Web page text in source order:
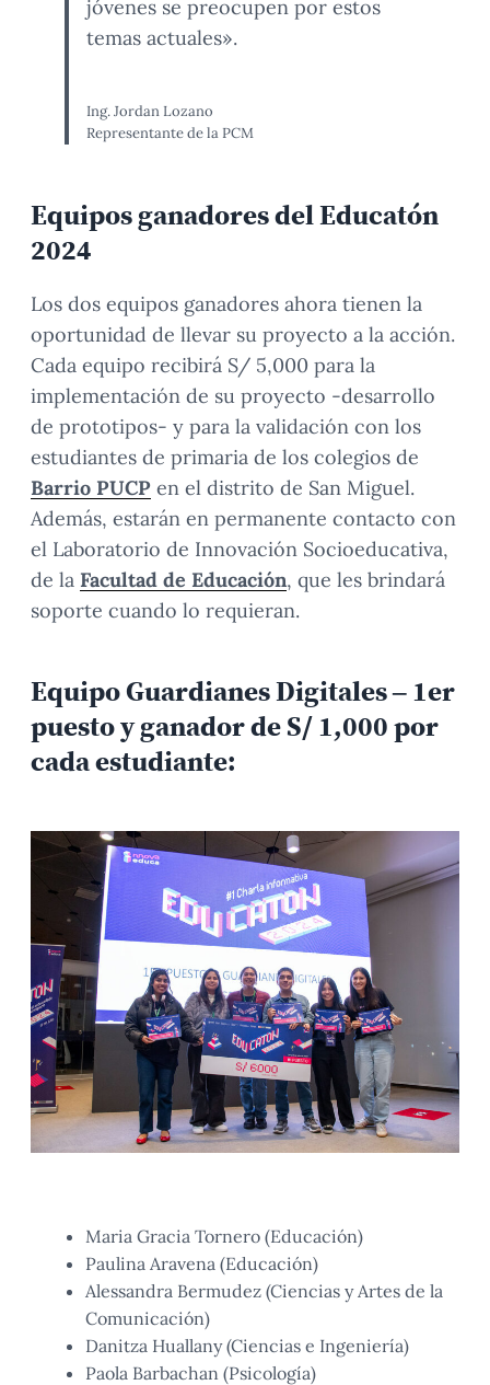
jóvenes se preocupen por estos
temas actuales».
Ing. Jordan Lozano
Representante de la PCM
Equipos ganadores del Educatón
2024
Los dos equipos ganadores ahora tienen la
oportunidad de llevar su proyecto a la acción.
Cada equipo recibirá S/ 5,000 para la
implementación de su proyecto -desarrollo
de prototipos- y para la validación con los
estudiantes de primaria de los colegios de
Barrio PUCP en el distrito de San Miguel.
Además, estarán en permanente contacto con
el Laboratorio de Innovación Socioeducativa,
de la Facultad de Educación, que les brindará
soporte cuando lo requieran.
Equipo Guardianes Digitales – 1er
puesto y ganador de S/ 1,000 por
cada estudiante:
Maria Gracia Tornero (Educación)
Paulina Aravena (Educación)
Alessandra Bermudez (Ciencias y Artes de la
Comunicación)
Danitza Huallany (Ciencias e Ingeniería)
Paola Barbachan (Psicología)